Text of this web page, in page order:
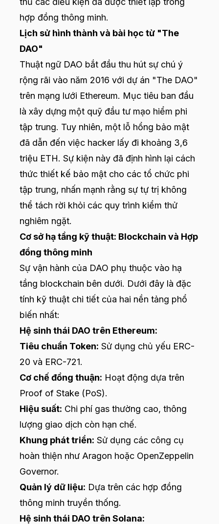
hợp đồng thông minh.
Lịch sử hình thành và bài học từ "The
DAO"
Thuật ngữ DAO bắt đầu thu hút sự chú ý
rộng rãi vào năm 2016 với dự án "The DAO"
trên mạng lưới Ethereum. Mục tiêu ban đầu
là xây dựng một quỹ đầu tư mạo hiểm phi
tập trung. Tuy nhiên, một lỗ hổng bảo mật
đã dẫn đến việc hacker lấy đi khoảng 3,6
triệu ETH. Sự kiện này đã định hình lại cách
thức thiết kế bảo mật cho các tổ chức phi
tập trung, nhấn mạnh rằng sự tự trị không
thể tách rời khỏi các quy trình kiểm thử
nghiêm ngặt.
Cơ sở hạ tầng kỹ thuật: Blockchain và Hợp
đồng thông minh
Sự vận hành của DAO phụ thuộc vào hạ
tầng blockchain bên dưới. Dưới đây là đặc
tính kỹ thuật chi tiết của hai nền tảng phổ
biến nhất:
Hệ sinh thái DAO trên Ethereum:
Tiêu chuẩn Token: Sử dụng chủ yếu ERC-
20 và ERC-721.
Cơ chế đồng thuận: Hoạt động dựa trên
Proof of Stake (PoS).
Hiệu suất: Chi phí gas thường cao, thông
lượng giao dịch còn hạn chế.
Khung phát triển: Sử dụng các công cụ
hoàn thiện như Aragon hoặc OpenZeppelin
Governor.
Quản lý dữ liệu: Dựa trên các hợp đồng
thông minh truyền thống.
Hệ sinh thái DAO trên Solana: